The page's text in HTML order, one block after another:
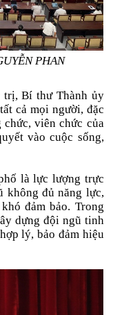
PHAN
Bí thư Thành ủy
cả mọi người, đặc
chức, viên chức của
vào cuộc sống,
là lực lượng trực
không đủ năng lực,
đảm bảo. Trong
dựng đội ngũ tinh
lý, bảo đảm hiệu